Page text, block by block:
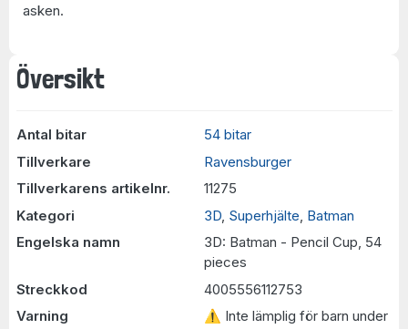
Översikt
Antal bitar
54 bitar
Tillverkare
Ravensburger
Tillverkarens artikelnr.
11275
Kategori
3D Superhjälte Batman
Engelska namn
3D: Batman - Pencil Cup, 54
pieces
Streckkod
4005556112753
Varning
⚠ Inte lämplig för barn under
asken.